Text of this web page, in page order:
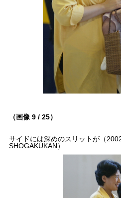
（画像 9 / 25）
サイドには深めのスリットが（
SHOGAKUKAN）